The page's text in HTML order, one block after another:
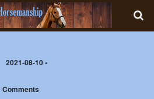
2021-08-10 •
Comments